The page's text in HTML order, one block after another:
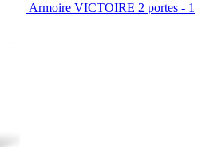
Armoire VICTOIRE 2 portes - 1